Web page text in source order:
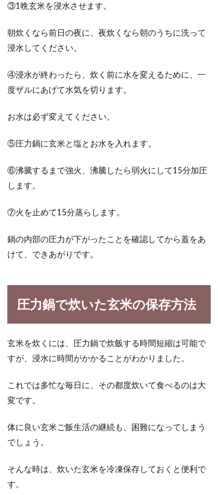
③1晩玄米を浸水させます。
朝炊くなら前日の夜に、夜炊くなら朝のうちに洗って
浸水してください。
④浸水が終わったら、炊く前に水を変えるために、一
度ザルにあげて水気を切ります。
お水は必ず変えてください。
⑤圧力鍋に玄米と塩とお水を入れます。
⑥沸騰するまで強火、沸騰したら弱火にして15分加圧
します。
⑦火を止めて15分蒸らします。
鍋の内部の圧力が下がったことを確認してから蓋をあ
けて、できあがりです。
圧力鍋で炊いた玄米の保存方法
玄米を炊くには、圧力鍋で炊飯する時間短縮は可能で
すが、浸水に時間がかかることがわかりました。
これでは多忙な毎日に、その都度炊いて食べるのは大
変です。
体に良い玄米ご飯生活の継続も、困難になってしまう
でしょう。
そんな時は、炊いた玄米を冷凍保存しておくと便利で
す。